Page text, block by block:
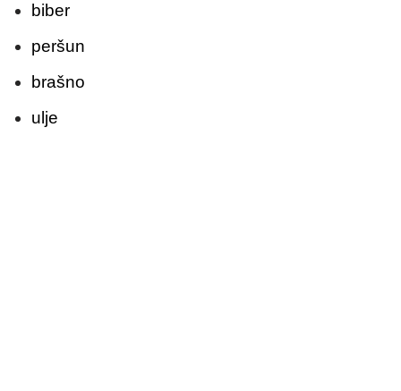
biber
peršun
brašno
ulje